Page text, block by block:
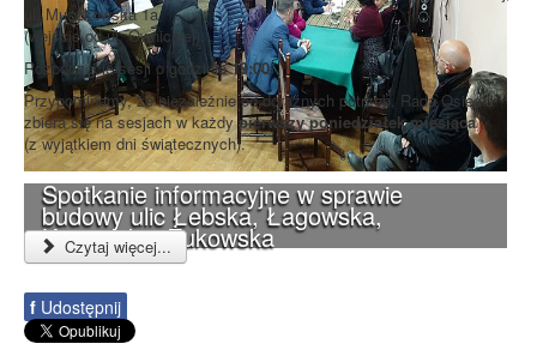
Spotkanie informacyjne w sprawie
budowy ulic Łebska, Łagowska,
Kociewska, Żukowska
ul. Muszkowska 1a
(wejście od ul. Ownickiej).
Rozpoczęcie sesji o godzinie19:00.
Przypominamy, że niezależnie od doraźnych potrzeb, Rada Osiedla
zbiera się na sesjach w każdypierwszy poniedziałek miesiąca
(z wyjątkiem dni świątecznych).
Czytaj więcej...
f Udostępnij